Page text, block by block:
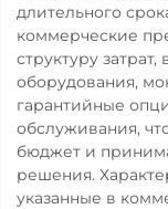
длительного
коммерческие
структуру
оборудования,
гарантийные
обслуживания,
бюджет и
решения.
указанные в